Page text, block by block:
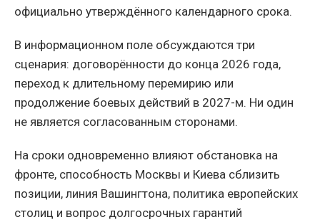
официально утверждённого календарного срока.
В информационном поле обсуждаются три
сценария: договорённости до конца 2026 года,
переход к длительному перемирию или
продолжение боевых действий в 2027-м. Ни один
не является согласованным сторонами.
На сроки одновременно влияют обстановка на
фронте, способность Москвы и Киева сблизить
позиции, линия Вашингтона, политика европейских
столиц и вопрос долгосрочных гарантий